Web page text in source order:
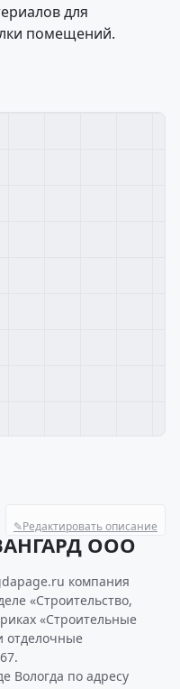
для
помещений.
✎Редактировать описание
ООО
компания
«Строительство,
«Строительные
отделочные
Вологда по адресу